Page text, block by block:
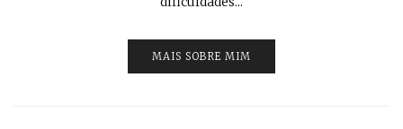
MAIS SOBRE MIM